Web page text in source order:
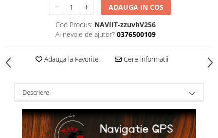
ADAUGA IN COS
Cod Produs: NAVIIT-zzuvhV256
Ai nevoie de ajutor? 0376500109
Adauga la Favorite Cere informatii
Descriere